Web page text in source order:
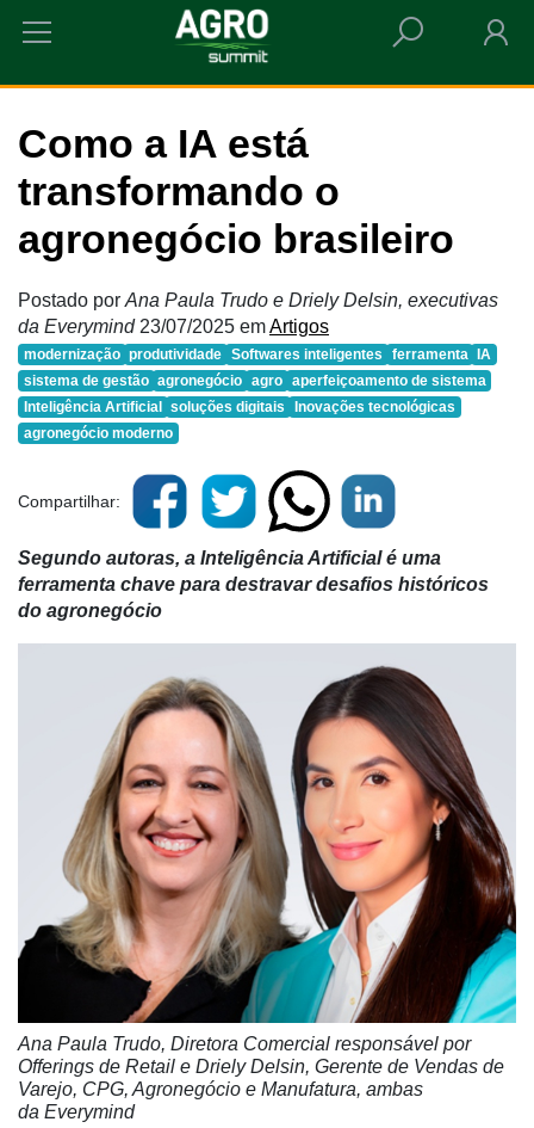
HOME COMO A IA ESTÁ TRANSFORMANDO O AGRONEGÓCIO BRASILEIRO
Como a IA está
transformando o
agronegócio brasileiro
Postado por Ana Paula Trudo e Driely Delsin, executivas
da Everymind 23/07/2025 emArtigos
modernização produtividade Softwares inteligentes ferramenta
IA
sistema de gestão agronegócio agro aperfeiçoamento de sistema
Inteligência Artificial
soluções digitais
Inovações tecnológicas
agronegócio moderno
Compartilhar:
Segundo autoras, a Inteligência Artificial é uma
ferramenta chave para destravar desafios históricos
do agronegócio
Ana Paula Trudo, Diretora Comercial responsável por
Offerings de Retail e Driely Delsin, Gerente de Vendas de
Varejo, CPG, Agronegócio e Manufatura, ambas
da Everymind